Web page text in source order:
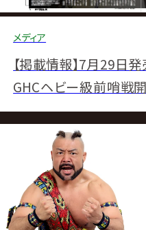
メディア
【掲載情報】7月29日
GHCヘビー級前哨戦
ト！拳王・内藤連載も